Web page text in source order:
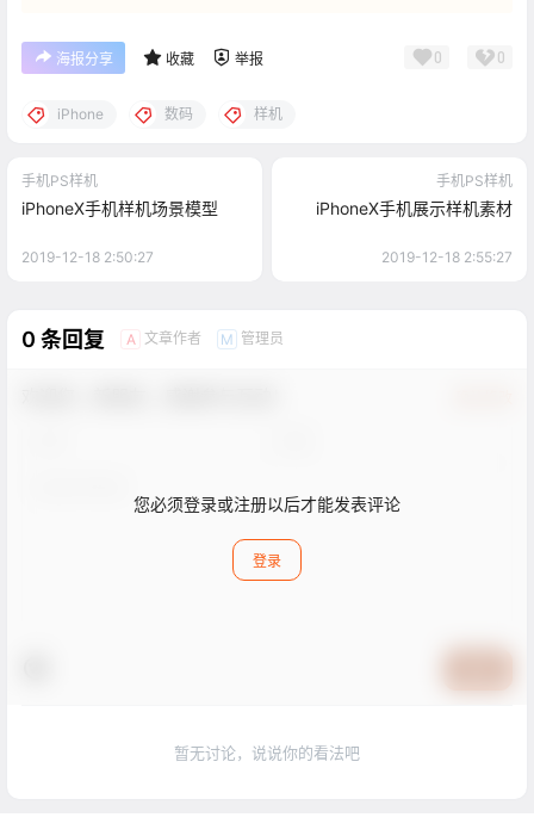
海报分享 收藏 举报 0 0
iPhone 数码 样机
手机PS样机
iPhoneX手机样机场景模型
2019-12-18 2:50:27
手机PS样机
iPhoneX手机展示样机素材
2019-12-18 2:55:27
0 条回复 A 文章作者 M 管理员
您必须登录或注册以后才能发表评论
登录
暂无讨论，说说你的看法吧